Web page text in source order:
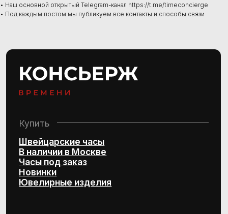
• Наш основной открытый Telegram-канал https://t.me/timeconcierge
• Под каждым постом мы публикуем все контакты и способы связи
Согласие на обработку
персональных данных
Политика конфиденциальности
+7 (495) 407-84-07